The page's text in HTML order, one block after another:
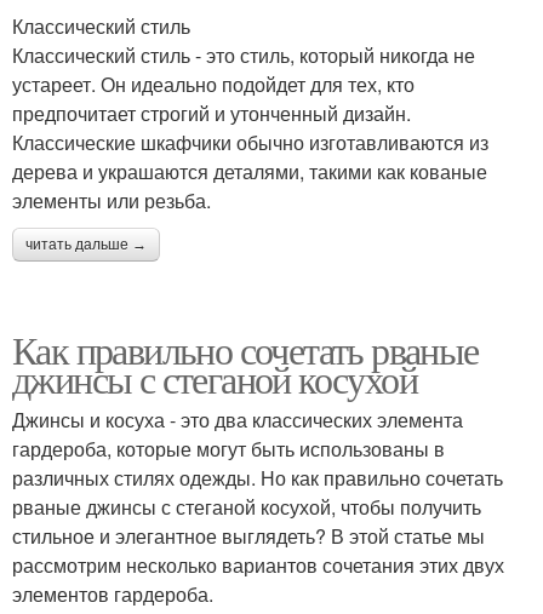
Классический стиль
Классический стиль - это стиль, который никогда не
устареет. Он идеально подойдет для тех, кто
предпочитает строгий и утонченный дизайн.
Классические шкафчики обычно изготавливаются из
дерева и украшаются деталями, такими как кованые
элементы или резьба.
читать дальше →
Как правильно сочетать рваные
джинсы с стеганой косухой
Джинсы и косуха - это два классических элемента
гардероба, которые могут быть использованы в
различных стилях одежды. Но как правильно сочетать
рваные джинсы с стеганой косухой, чтобы получить
стильное и элегантное выглядеть? В этой статье мы
рассмотрим несколько вариантов сочетания этих двух
элементов гардероба.